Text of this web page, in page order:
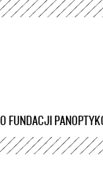
O FUNDACJI